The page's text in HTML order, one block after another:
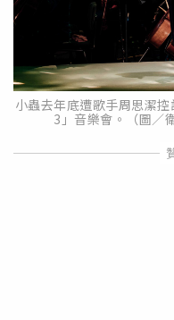
小蟲去年底遭歌手周思潔
3」音樂會。（圖／